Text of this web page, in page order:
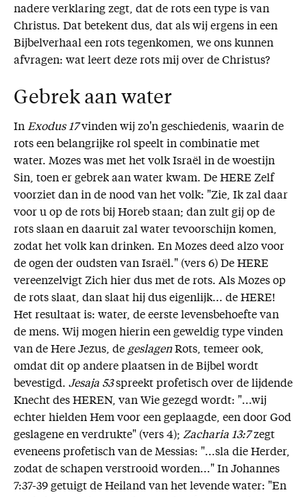
nadere verklaring zegt, dat de rots een type is van
Christus. Dat betekent dus, dat als wij ergens in een
Bijbelverhaal een rots tegenkomen, we ons kunnen
afvragen: wat leert deze rots mij over de Christus?
Gebrek aan water
In Exodus 17vinden wij zo'n geschiedenis, waarin de
rots een belangrijke rol speelt in combinatie met
water. Mozes was met het volk Israël in de woestijn
Sin, toen er gebrek aan water kwam. De HERE Zelf
voorziet dan in de nood van het volk: "Zie, Ik zal daar
voor u op de rots bij Horeb staan; dan zult gij op de
rots slaan en daaruit zal water tevoorschijn komen,
zodat het volk kan drinken. En Mozes deed alzo voor
de ogen der oudsten van Israël." (vers 6) De HERE
vereenzelvigt Zich hier dus met de rots. Als Mozes op
de rots slaat, dan slaat hij dus eigenlijk... de HERE!
Het resultaat is: water, de eerste levensbehoefte van
de mens. Wij mogen hierin een geweldig type vinden
van de Here Jezus, de geslagenRots, temeer ook,
omdat dit op andere plaatsen in de Bijbel wordt
bevestigd. Jesaja 53spreekt profetisch over de lijdende
Knecht des HEREN, van Wie gezegd wordt: "...wij
echter hielden Hem voor een geplaagde, een door God
geslagene en verdrukte" (vers 4); Zacharia 13:7zegt
eveneens profetisch van de Messias: "...sla die Herder,
zodat de schapen verstrooid worden..." In Johannes
7:37-39 getuigt de Heiland van het levende water: "En